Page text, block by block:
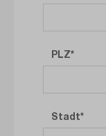
PLZ
Stadt